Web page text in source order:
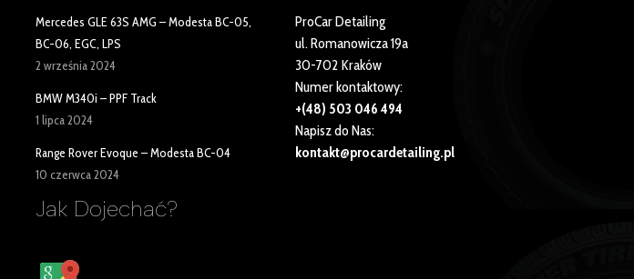
Mercedes GLE 63S AMG – Modesta BC-05,
BC-06, EGC, LPS
2 września 2024
BMW M340i – PPF Track
1 lipca 2024
Range Rover Evoque – Modesta BC-04
10 czerwca 2024
Jak Dojechać?
ProCar Detailing
ul. Romanowicza 19a
30-702 Kraków
Numer kontaktowy:
+(48) 503 046 494
Napisz do Nas:
kontakt@procardetailing.pl